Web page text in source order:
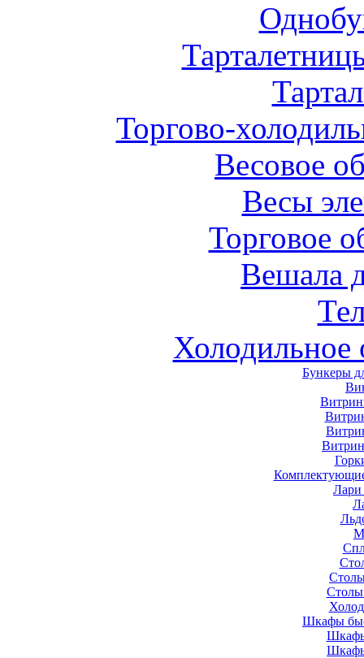
Торгово-
Весовое
Весы
Торговое
Вешала
Холодильное
Бункеры
Лари
Шкафы